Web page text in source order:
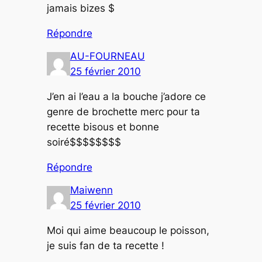
jamais bizes $
Répondre
AU-FOURNEAU
25 février 2010
J’en ai l’eau a la bouche j’adore ce
genre de brochette merc pour ta
recette bisous et bonne
soiré$$$$$$$$
Répondre
Maiwenn
25 février 2010
Moi qui aime beaucoup le poisson,
je suis fan de ta recette !